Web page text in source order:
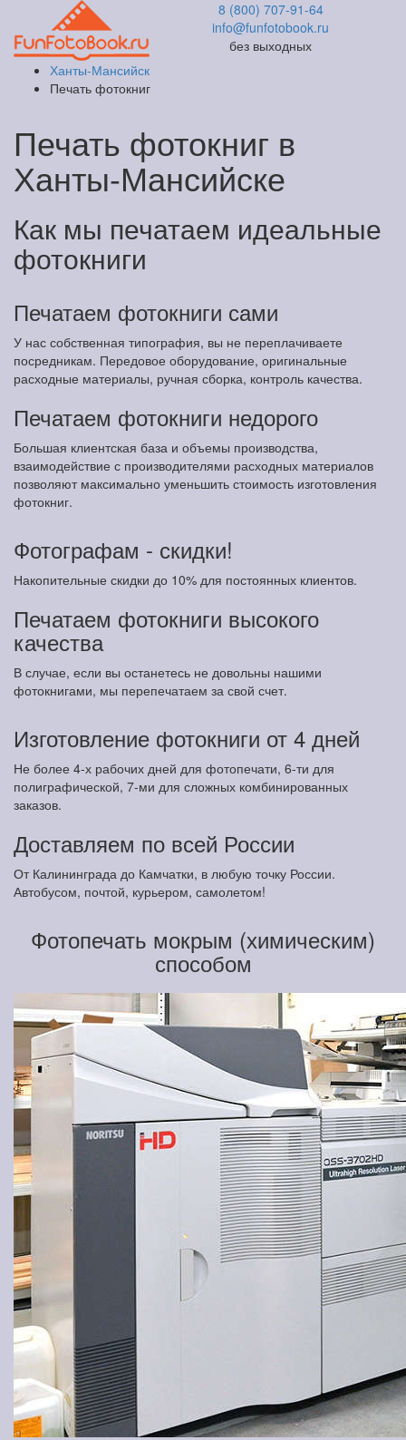
8 (800) 707-91-64
info@funfotobook.ru
без выходных
Ханты-Мансийск
Печать фотокниг
Печать фотокниг в
Ханты-Мансийске
Как мы печатаем идеальные
фотокниги
Печатаем фотокниги сами
У нас собственная типография, вы не переплачиваете
посредникам. Передовое оборудование, оригинальные
расходные материалы, ручная сборка, контроль качества.
Печатаем фотокниги недорого
Большая клиентская база и объемы производства,
взаимодействие с производителями расходных материалов
позволяют максимально уменьшить стоимость изготовления
фотокниг.
Фотографам - скидки!
Накопительные скидки до 10% для постоянных клиентов.
Печатаем фотокниги высокого
качества
В случае, если вы останетесь не довольны нашими
фотокнигами, мы перепечатаем за свой счет.
Изготовление фотокниги от 4 дней
Не более 4-х рабочих дней для фотопечати, 6-ти для
полиграфической, 7-ми для сложных комбинированных
заказов.
Доставляем по всей России
От Калининграда до Камчатки, в любую точку России.
Автобусом, почтой, курьером, самолетом!
Фотопечать мокрым (химическим)
способом